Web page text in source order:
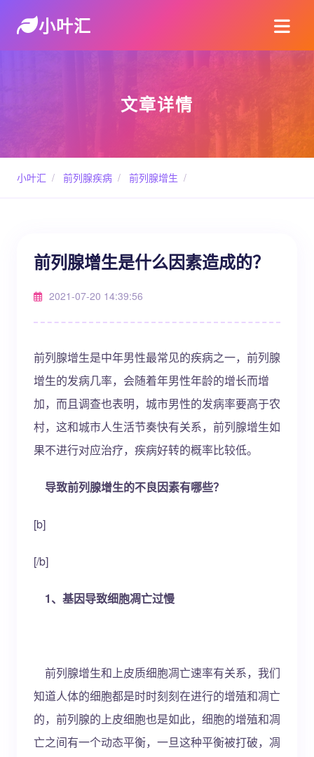
小叶汇
文章详情
小叶汇 / 前列腺疾病 / 前列腺增生 /
前列腺增生是什么因素造成的？
2021-07-20 14:39:56
前列腺增生是中年男性最常见的疾病之一，前列腺
增生的发病几率，会随着年男性年龄的增长而增
加，而且调查也表明，城市男性的发病率要高于农
村，这和城市人生活节奏快有关系，前列腺增生如
果不进行对应治疗，疾病好转的概率比较低。
导致前列腺增生的不良因素有哪些？
[b]
[/b]
1、基因导致细胞凋亡过慢
前列腺增生和上皮质细胞凋亡速率有关系，我们
知道人体的细胞都是时时刻刻在进行的增殖和凋亡
的，前列腺的上皮细胞也是如此，细胞的增殖和凋
亡之间有一个动态平衡，一旦这种平衡被打破，凋